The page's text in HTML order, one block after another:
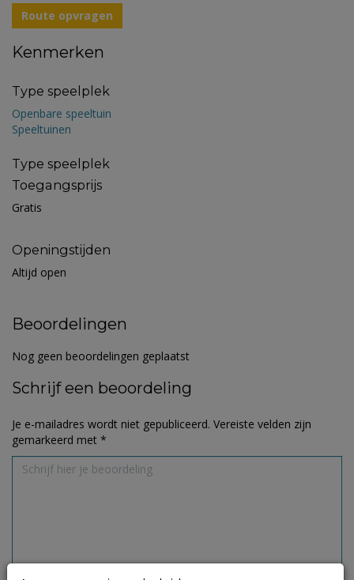
Route opvragen
Kenmerken
Type speelplek
Openbare speeltuin
Speeltuinen
Type speelplek
Toegangsprijs
Gratis
Openingstijden
Altijd open
Beoordelingen
Nog geen beoordelingen geplaatst
Schrijf een beoordeling
Je e-mailadres wordt niet gepubliceerd. Vereiste velden zijn
gemarkeerd met *